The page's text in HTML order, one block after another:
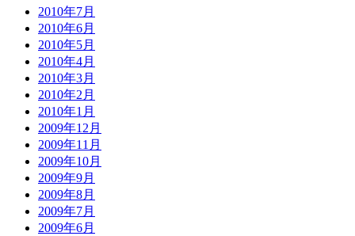
2010年7月
2010年6月
2010年5月
2010年4月
2010年3月
2010年2月
2010年1月
2009年12月
2009年11月
2009年10月
2009年9月
2009年8月
2009年7月
2009年6月